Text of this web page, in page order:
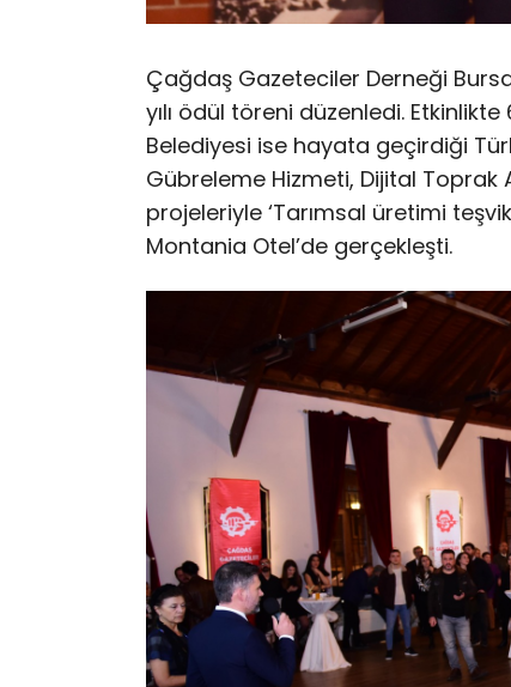
Çağdaş Gazeteciler Derneği
yılı ödül töreni düzenledi.
Belediyesi ise hayata geçirdiği
Gübreleme Hizmeti, Dijital Toprak
projeleriyle ‘Tarımsal üretimi
Montania Otel’de gerçekleşti.